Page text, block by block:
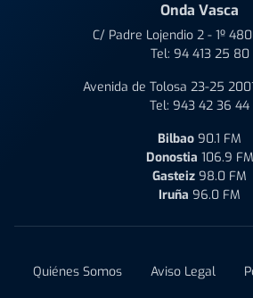
Onda Vasca
C/ Padre Lojendio 2 - 1º
Tel: 94 413 25 80
Avenida de Tolosa 23-25
Tel: 943 42 36 44
Bilbao 90.1 FM
Donostia 106.9 FM
Gasteiz 98.0 FM
Iruña 96.0 FM
Quiénes Somos Aviso Legal